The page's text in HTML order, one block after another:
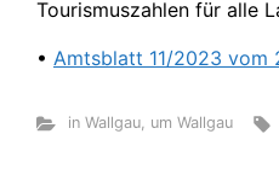
Tourismuszahlen für alle
• Amtsblatt 11/2023 vom
in Wallgau, um Wallgau